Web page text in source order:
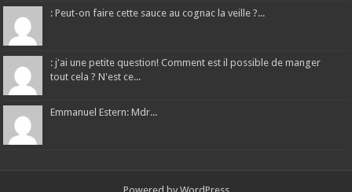
: Peut-on faire cette sauce au cognac la veille ?...
: j'ai une petite question! Comment est il possible de manger
tout cela ? N'est ce...
Emmanuel Estern: Mdr...